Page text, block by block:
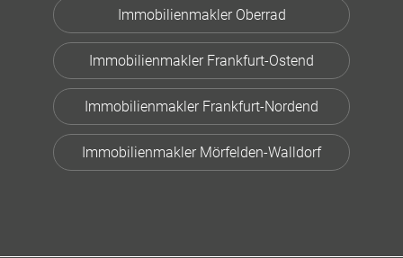
Immobilienmakler Oberrad
Immobilienmakler Frankfurt-Ostend
Immobilienmakler Frankfurt-Nordend
Immobilienmakler Mörfelden-Walldorf